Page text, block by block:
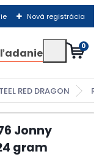
Nová registrácia
0
RED DRAGON
Jonny
gram